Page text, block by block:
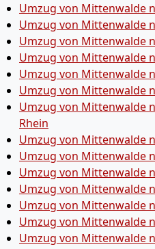
Umzug von Mittenwalde
Umzug von Mittenwalde
Umzug von Mittenwalde
Umzug von Mittenwalde
Umzug von Mittenwalde
Umzug von Mittenwalde
Umzug von Mittenwalde
Rhein
Umzug von Mittenwalde
Umzug von Mittenwalde
Umzug von Mittenwalde
Umzug von Mittenwalde
Umzug von Mittenwalde
Umzug von Mittenwalde
Umzug von Mittenwalde